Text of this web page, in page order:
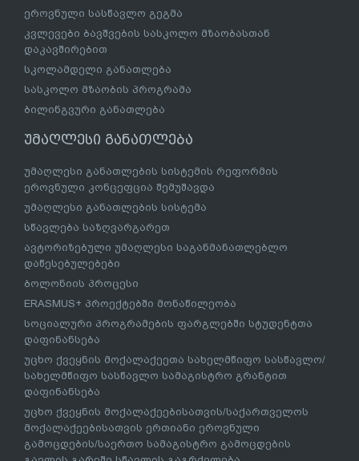
ეროვნული სასწავლო გეგმა
კვლევები ბავშვების სასკოლო მზაობასთან
დაკავშირებით
სკოლამდელი განათლება
სასკოლო მზაობის პროგრამა
ბილინგვური განათლება
უმაღლესი განათლება
უმაღლესი განათლების სისტემის რეფორმის
ეროვნული კონცეფცია შემუშავდა
უმაღლესი განათლების სისტემა
სწავლება საზღვარგარეთ
ავტორიზებული უმაღლესი საგანმანათლებლო
დაწესებულებები
ბოლონიის პროცესი
ERASMUS+ პროექტებში მონაწილეობა
სოციალური პროგრამების ფარგლებში სტუდენტთა
დაფინანსება
უცხო ქვეყნის მოქალაქეეთა სახელმწიფო სასწავლო/
სახელმწიფო სასწავლო სამაგისტრო გრანტით
დაფინანსება
უცხო ქვეყნის მოქალაქეებისათვის/საქართველოს
მოქალაქეებისათვის ერთიანი ეროვნული
გამოცდების/საერთო სამაგისტრო გამოცდების